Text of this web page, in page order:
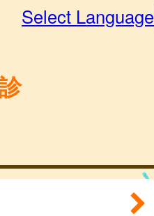
Select Language